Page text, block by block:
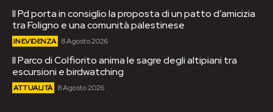
Il Pd porta in consiglio la proposta di un patto d’amicizia
tra Foligno e una comunità palestinese
IN EVIDENZA 8 Agosto 2026
Il Parco di Colfiorito anima le sagre degli altipiani tra
escursioni e birdwatching
ATTUALITÀ 8 Agosto 2026